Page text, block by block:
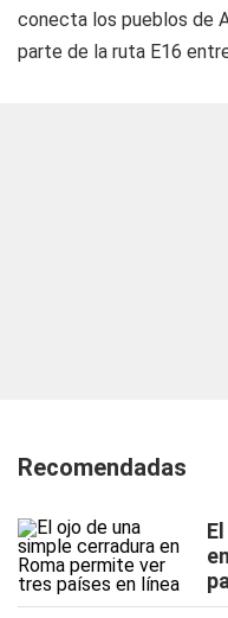
conecta los pueblos de
parte de la ruta E16
Recomendadas